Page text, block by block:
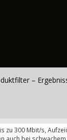
–
zu 300 Mbit/s,